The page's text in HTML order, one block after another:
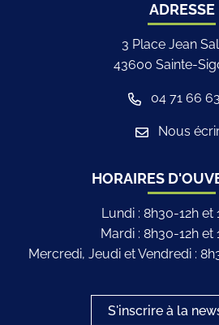
ADRESSE
3 Place Jean
43600 Sainte-
04 71 66
Nous
HORAIRES
Lundi : 8h30-12h et
Mardi : 8h30-12h et
Mercredi, Jeudi et Vendredi :
S'inscrire à la